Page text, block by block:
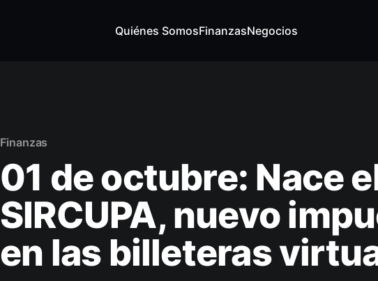
Quiénes SomosFinanzasNegocios
Finanzas
01 de octubre: Nace
SIRCUPA, nuevo
en las billeteras